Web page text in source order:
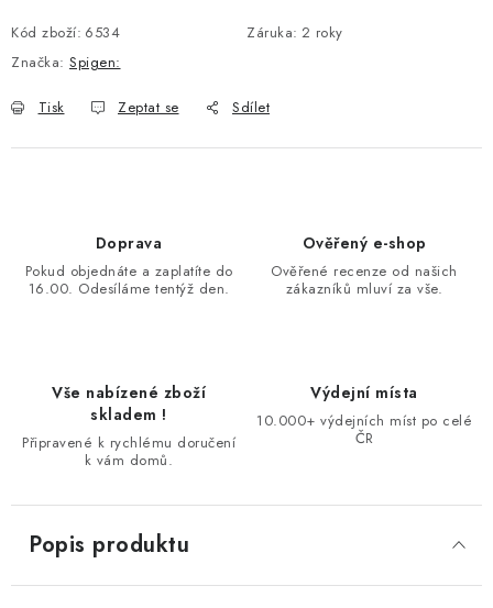
Kód zboží: 6534 Záruka: 2 roky
Značka: Spigen:
Tisk Zeptat se Sdílet
Doprava
Pokud objednáte a zaplatíte do
16.00. Odesíláme tentýž den.
Ověřený e-shop
Ověřené recenze od našich
zákazníků mluví za vše.
Vše nabízené zboží
skladem !
Připravené k rychlému doručení
k vám domů.
Výdejní místa
10.000+ výdejních míst po celé
ČR
Popis produktu